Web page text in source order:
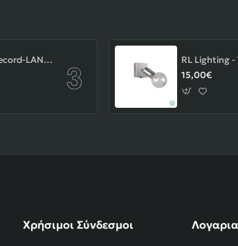
Cristal Record-LAN Φωτιστικού οροφής Ε14 ΚΩΔ.-43-103-14-000
15,00€
Χρήσιμοι Σύνδεσμοι